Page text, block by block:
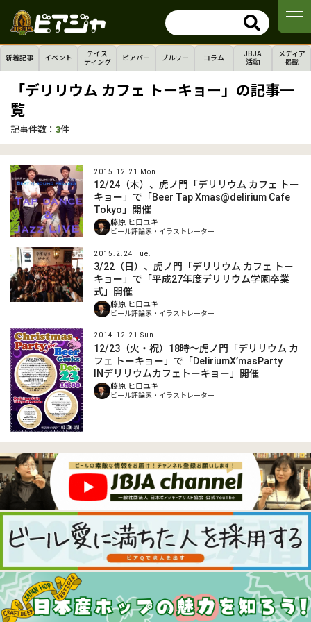
新着記事 イベント
テイス
ティング
ビアバー ブルワー コラム
JBJA
活動
メディア
掲載
「デリリウム カフェ トーキョー」の記事一
覧
記事件数： 3件
2015.12.21 Mon.
12/24（木）、虎ノ門「デリリウム カフェ トー
キョー」で「Beer Tap Xmas@delirium Cafe
Tokyo」開催
藤原 ヒロユキ
ビール評論家・イラストレーター
2015.2.24 Tue.
3/22（日）、虎ノ門「デリリウム カフェ トー
キョー」で「平成27年度デリリウム学園卒業
式」開催
藤原 ヒロユキ
ビール評論家・イラストレーター
2014.12.21 Sun.
12/23（火・祝）18時～虎ノ門「デリリウム カ
フェ トーキョー」で「DeliriumX’masParty
INデリリウムカフェトーキョー」開催
藤原 ヒロユキ
ビール評論家・イラストレーター